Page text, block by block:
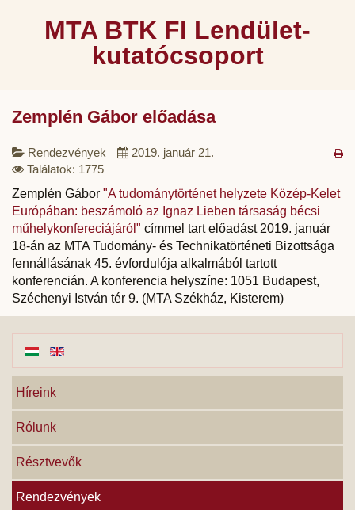
MTA BTK FI Lendület-
kutatócsoport
Zemplén Gábor előadása
Rendezvények
2019. január 21.
Találatok: 1775
Zemplén Gábor "A tudománytörténet helyzete Közép-Kelet
Európában: beszámoló az Ignaz Lieben társaság bécsi
műhelykonfereciájáról" címmel tart előadást 2019. január
18-án az MTA Tudomány- és Technikatörténeti Bizottsága
fennállásának 45. évfordulója alkalmából tartott
konferencián. A konferencia helyszíne: 1051 Budapest,
Széchenyi István tér 9. (MTA Székház, Kisterem)
Híreink
Rólunk
Résztvevők
Rendezvények